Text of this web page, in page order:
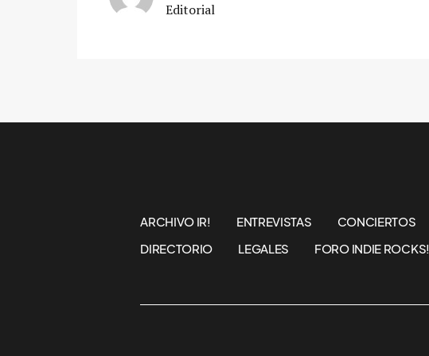
Editorial
ARCHIVO IR! ENTREVISTAS CONCIERTOS
DIRECTORIO
LEGALES FORO INDIE ROCKS!